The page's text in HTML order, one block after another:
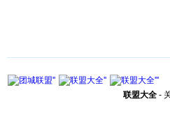
联盟大全 -